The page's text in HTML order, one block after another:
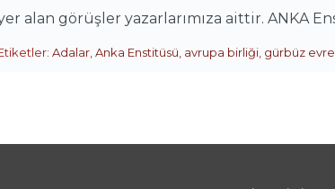
alan görüşler yazarlarımıza aittir. ANKA
Adalar,Anka Enstitüsü, avrupa birliği, gürbüz